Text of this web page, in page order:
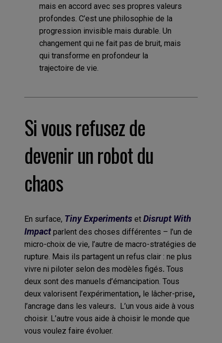
mais en accord avec ses propres valeurs
profondes. C’est une philosophie de la
progression invisible mais durable. Un
changement qui ne fait pas de bruit, mais
qui transforme en profondeur la
trajectoire de vie.
Si vous refusez de
devenir un robot du
chaos
En surface, Tiny Experimentset Disrupt With
Impactparlent des choses différentes – l’un de
micro-choix de vie, l’autre de macro-stratégies de
rupture. Mais ils partagent un refus clair : ne plus
vivre ni piloter selon des modèles figés. Tous
deux sont des manuels d’émancipation. Tous
deux valorisent l’expérimentation, le lâcher-prise,
l’ancrage dans les valeurs. L’un vous aide à vous
choisir. L’autre vous aide à choisir le monde que
vous voulez faire évoluer.